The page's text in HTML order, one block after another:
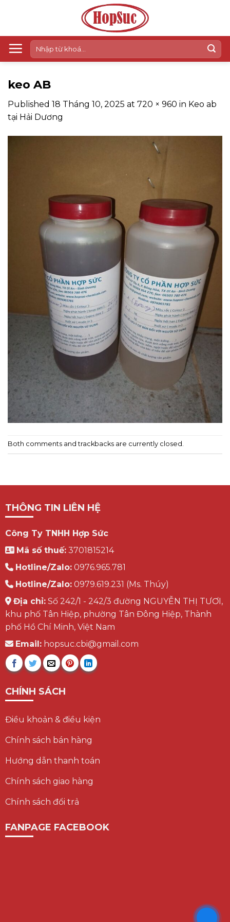
Tìm
kiếm:
keo AB
Published 18 Tháng 10, 2025 at 720 × 960 in Keo ab
tại Hải Dương
Both comments and trackbacks are currently closed.
THÔNG TIN LIÊN HỆ
Công Ty TNHH Hợp Sức
Mã số thuế:3701815214
Hotline/Zalo:0976.965.781
Hotline/Zalo:0979.619.231 (Ms. Thúy)
Địa chỉ:Số 242/1 - 242/3 đường NGUYỄN THỊ TƯƠI,
khu phố Tân Hiệp, phường Tân Đông Hiệp, Thành
phố Hồ Chí Minh, Việt Nam
Email:hopsuc.cbi@gmail.com
CHÍNH SÁCH
Điều khoản & điều kiện
Chính sách bán hàng
Hướng dẫn thanh toán
Chính sách giao hàng
Chính sách đổi trả
FANPAGE FACEBOOK